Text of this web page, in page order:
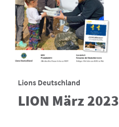
Lions Deutschland
LION März 2023